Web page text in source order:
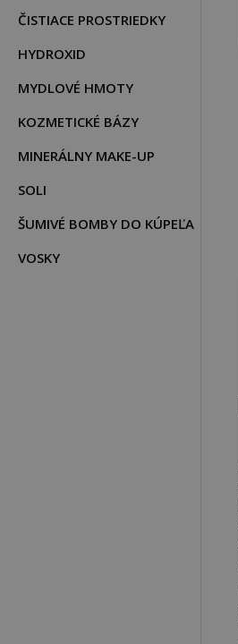
ČISTIACE PROSTRIEDKY
HYDROXID
MYDLOVÉ HMOTY
KOZMETICKÉ BÁZY
MINERÁLNY MAKE-UP
SOLI
ŠUMIVÉ BOMBY DO KÚPEĽA
VOSKY